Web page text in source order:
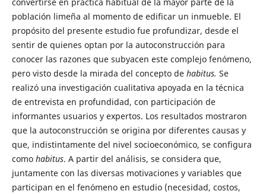
convertirse en práctica habitual de la mayor parte de la
población limeña al momento de edificar un inmueble. El
propósito del presente estudio fue profundizar, desde el
sentir de quienes optan por la autoconstrucción para
conocer las razones que subyacen este complejo fenómeno,
pero visto desde la mirada del concepto de habitus. Se
realizó una investigación cualitativa apoyada en la técnica
de entrevista en profundidad, con participación de
informantes usuarios y expertos. Los resultados mostraron
que la autoconstrucción se origina por diferentes causas y
que, indistintamente del nivel socioeconómico, se configura
como habitus. A partir del análisis, se considera que,
juntamente con las diversas motivaciones y variables que
participan en el fenómeno en estudio (necesidad, costos,